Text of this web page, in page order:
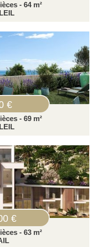
- 64 m²
€
- 69 m²
€
- 63 m²